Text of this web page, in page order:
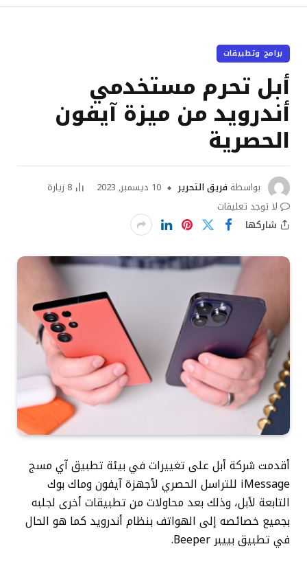
برامج وتطبيقات
أبل تحرم مستخدمي
أندرويد من ميزة آيفون
الحصرية
بواسطة فريق التحرير 10 ديسمبر, 2023 8 زيارة
لا توجد تعليقات
شاركها
أقدمت شركة أبل على تغييرات في بيئة تطبيق آي مسج
iMessage للتراسل الحصري لأجهزة آيفون وماك بوك
التابعة لأبل، وذلك بعد محاولات من تطبيقات أخرى لجلبه
بجميع خصائصه إلى الهواتف بنظام أندرويد كما هو الحال
في تطبيق بييبر Beeper.